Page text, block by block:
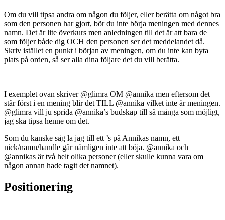
Om du vill tipsa andra om någon du följer, eller berätta om något bra
som den personen har gjort, bör du inte börja meningen med dennes
namn. Det är lite överkurs men anledningen till det är att bara de
som följer både dig OCH den personen ser det meddelandet då.
Skriv istället en punkt i början av meningen, om du inte kan byta
plats på orden, så ser alla dina följare det du vill berätta.
I exemplet ovan skriver @glimra OM @annika men eftersom det
står först i en mening blir det TILL @annika vilket inte är meningen.
@glimra vill ju sprida @annika’s budskap till så många som möjligt,
jag ska tipsa henne om det.
Som du kanske såg la jag till ett ’s på Annikas namn, ett
nick/namn/handle går nämligen inte att böja. @annika och
@annikas är två helt olika personer (eller skulle kunna vara om
någon annan hade tagit det namnet).
Positionering